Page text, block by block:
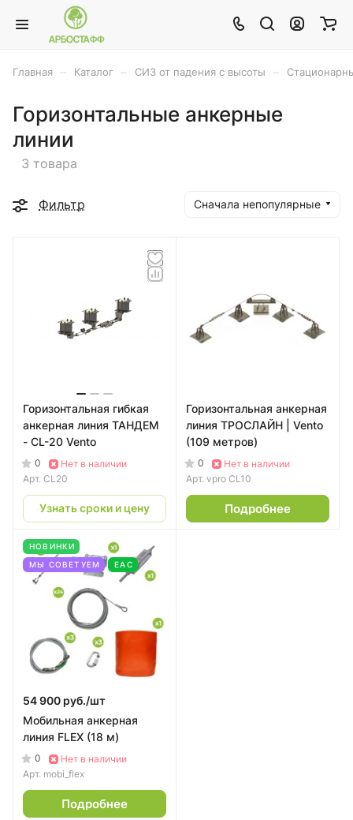
Главная Каталог СИЗ от падения с высоты
Горизонтальные анкерные
линии
3 товара
Фильтр Сначала непопулярные
Горизонтальная гибкая
анкерная линия ТАНДЕМ
- CL-20 Vento
0
Нет в наличии
Арт. CL20
Узнать сроки и цену
Горизонтальная анкерная
линия ТРОСЛАЙН | Vento
(109 метров)
0
Нет в наличии
Арт. vpro CL10
Подробнее
НОВИНКИ
МЫ СОВЕТУЕМ
EAC
54 900 руб./шт
Мобильная анкерная
линия FLEX (18 м)
0
Нет в наличии
Арт. mobi_flex
Подробнее